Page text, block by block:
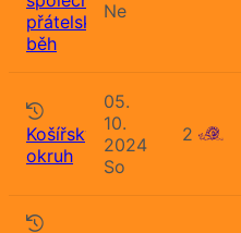
přátelský
běh
Ne
Košířský
okruh
05.
10.
2024
So
2